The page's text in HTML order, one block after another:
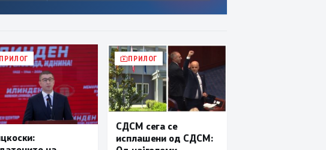
ПРИЛОГ ПРИЛОГ
СДСМ сега се
исплашени од СДСМ: